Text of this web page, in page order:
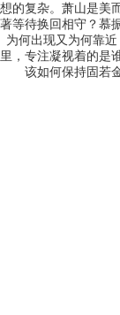
想的复杂。萧山是美
著等待换回相守？慕
为何出现又为何靠
里，专注凝视着的是
该如何保持固若